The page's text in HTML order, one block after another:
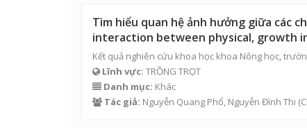
Tìm hiểu quan hệ ảnh hưởng giữa các
interaction between physical, growth
Kết quả nghiên cứu khoa học khoa Nông học,
Lĩnh vực: TRỒNG TRỌT
Danh mục: Khác
Tác giả: Nguyễn Quang Phổ, Nguyễn Đình Thi